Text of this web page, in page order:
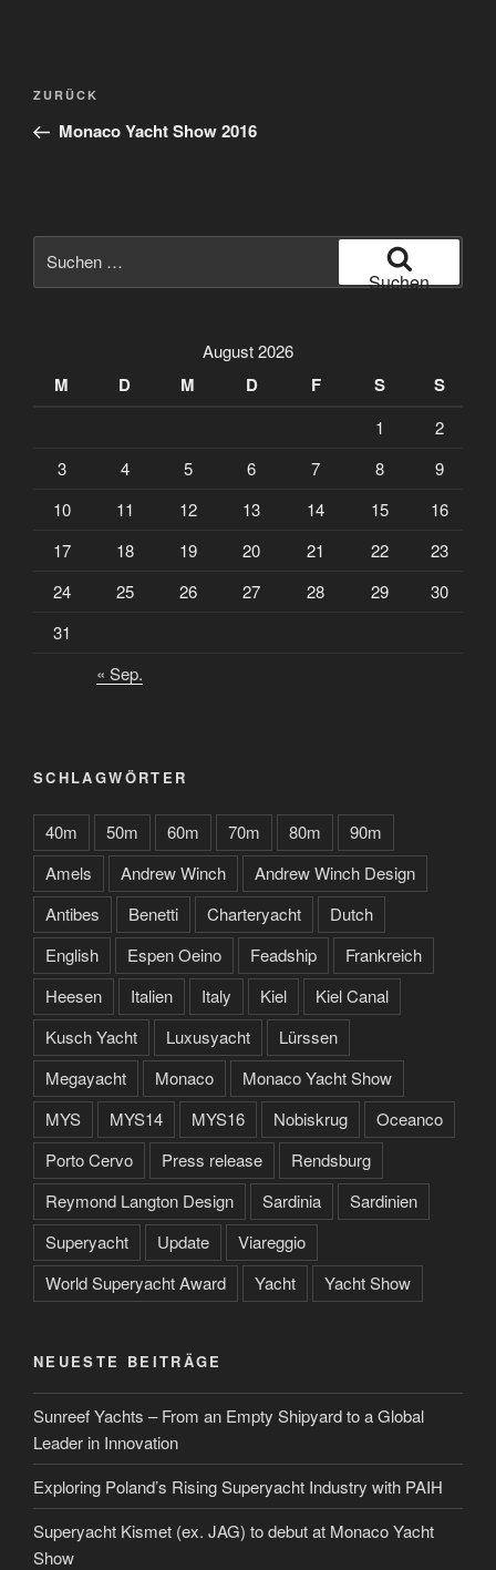
Beitragsnavigation
Vorheriger
Beitrag
ZURÜCK
Monaco Yacht Show 2016
nach:
Suchen
August 2026
M D M D F S S
1
2
3
4 5 6 7 8
9
10
11 12 13 14 15
16
17
18 19 20 21 22
23
24
25 26 27 28 29
30
31
« Sep.
SCHLAGWÖRTER
40m 50m 60m 70m 80m
90m
Amels
Andrew Winch
Andrew Winch Design
Antibes
Benetti Charteryacht
Dutch
English
Espen Oeino Feadship
Frankreich
Heesen
Italien Italy Kiel
Kiel Canal
Kusch Yacht
Luxusyacht
Lürssen
Megayacht
Monaco
Monaco Yacht Show
MYS
MYS14 MYS16 Nobiskrug
Oceanco
Porto Cervo
Press release
Rendsburg
Reymond Langton Design
Sardinia
Sardinien
Superyacht
Update
Viareggio
World Superyacht Award
Yacht Yacht Show
NEUESTE BEITRÄGE
Sunreef Yachts – From an Empty Shipyard to a Global
Leader in Innovation
Exploring Poland’s Rising Superyacht Industry with PAIH
Superyacht Kismet (ex. JAG) to debut at Monaco Yacht
Show